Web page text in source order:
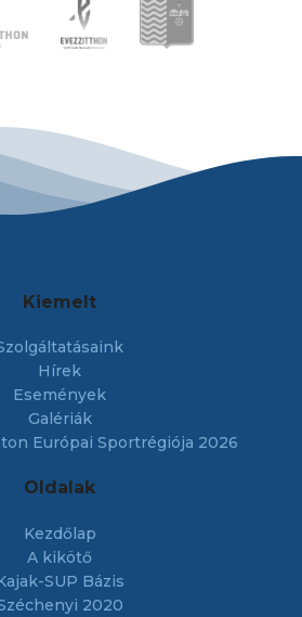
Kiemelt
Hírek
Események
Galériák
Európai Sportrégiója 2026
Oldalak
Kezdőlap
A kikötő
SUP Bázis
2020